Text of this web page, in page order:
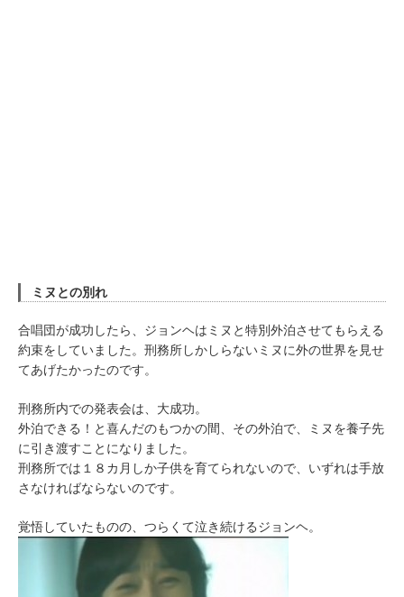
ミヌとの別れ
合唱団が成功したら、ジョンヘはミヌと特別外泊させてもらえる
約束をしていました。刑務所しかしらないミヌに外の世界を見せ
てあげたかったのです。
刑務所内での発表会は、大成功。
外泊できる！と喜んだのもつかの間、その外泊で、ミヌを養子先
に引き渡すことになりました。
刑務所では１８カ月しか子供を育てられないので、いずれは手放
さなければならないのです。
覚悟していたものの、つらくて泣き続けるジョンヘ。